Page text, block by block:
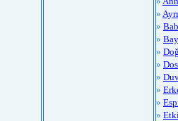
»
»
»
»
»
»
»
»
»